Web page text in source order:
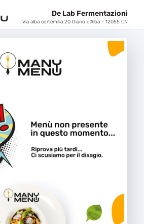
De Lab Fermentazioni
Via alba cortemilia 20 Diano d'Alba - 12055 CN